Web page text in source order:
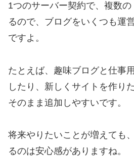
1つのサーバー契約で、複数の
るので、ブログをいくつも運
ですよ。
たとえば、趣味ブログと仕事
したり、新しくサイトを作り
そのまま追加しやすいです。
将来やりたいことが増えても
るのは安心感がありますね。